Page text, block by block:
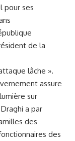
pour ses
de la
lâche ».
assure
sur
a par
des
des